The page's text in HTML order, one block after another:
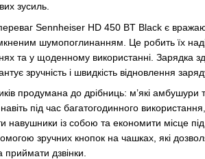
зусиль.
Sennheiser HD 450 BT Black є
шумопоглинанням. Це робить їх
та у щоденному використанні. Зарядка
зручність і швидкість відновлення
продумана до дрібниць: м’які амбушури
під час багатогодинного
навушники із собою та економити місце
зручних кнопок на чашках, які
дзвінки.